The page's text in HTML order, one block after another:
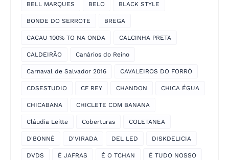
BELL MARQUES BELO BLACK STYLE
BONDE DO SERROTE BREGA
CACAU 100% TO NA ONDA CALCINHA PRETA
CALDEIRÃO Canários do Reino
Carnaval de Salvador 2016 CAVALEIROS DO FORRÓ
CDSESTUDIO CF REY CHANDON CHICA ÉGUA
CHICABANA CHICLETE COM BANANA
Cláudia Leitte Coberturas COLETANEA
D'BONNÉ D'VIRADA DEL LED DISKDELICIA
DVDS É JAFRAS É O TCHAN É TUDO NOSSO